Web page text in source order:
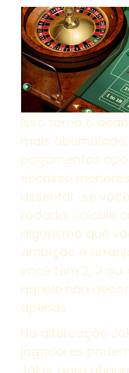
Isso torna o
mais
pagamentos
escasso
assentar-se
rodada, calcule
algarismo que
ambição é
você tem 2, 3 ou
aquele não
apenas.
Na altercação
jogadores